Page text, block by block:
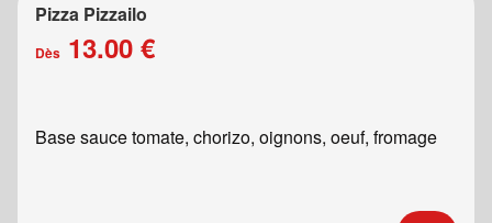
Pizza Pizzailo
Dès 13.00 €
Base sauce tomate, chorizo, oignons, oeuf, fromage